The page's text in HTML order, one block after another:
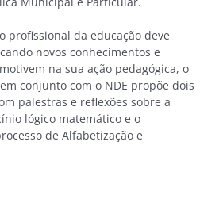
profissional da educação deve
novos conhecimentos e
na sua ação pedagógica, o
conjunto com o NDE propõe dois
palestras e reflexões sobre a
lógico matemático e o
de Alfabetização e